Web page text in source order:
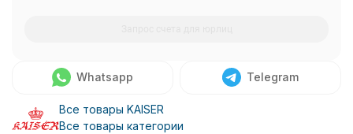
Whatsapp Telegram
Все товары KAISER
Все товары категории